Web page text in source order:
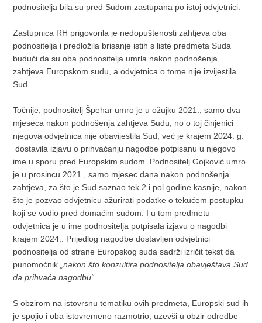
podnositelja bila su pred Sudom zastupana po istoj odvjetnici.
Zastupnica RH prigovorila je nedopuštenosti zahtjeva oba
podnositelja i predložila brisanje istih s liste predmeta Suda
budući da su oba podnositelja umrla nakon podnošenja
zahtjeva Europskom sudu, a odvjetnica o tome nije izvijestila
Sud.
Točnije, podnositelj Špehar umro je u ožujku 2021., samo dva
mjeseca nakon podnošenja zahtjeva Sudu, no o toj činjenici
njegova odvjetnica nije obavijestila Sud, već je krajem 2024. g.
dostavila izjavu o prihvaćanju nagodbe potpisanu u njegovo
ime u sporu pred Europskim sudom. Podnositelj Gojković umro
je u prosincu 2021., samo mjesec dana nakon podnošenja
zahtjeva, za što je Sud saznao tek 2 i pol godine kasnije, nakon
što je pozvao odvjetnicu ažurirati podatke o tekućem postupku
koji se vodio pred domaćim sudom. I u tom predmetu
odvjetnica je u ime podnositelja potpisala izjavu o nagodbi
krajem 2024.. Prijedlog nagodbe dostavljen odvjetnici
podnositelja od strane Europskog suda sadrži izričit tekst da
punomoćnik „nakon što konzultira podnositelja obavještava Sud
da prihvaća nagodbu“
S obzirom na istovrsnu tematiku ovih predmeta, Europski sud ih
je spojio i oba istovremeno razmotrio, uzevši u obzir odredbe